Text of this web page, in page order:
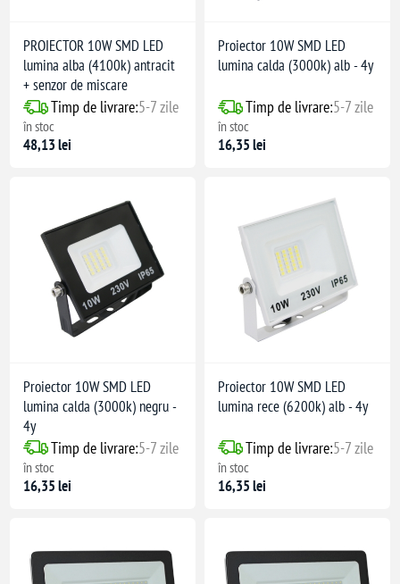
PROIECTOR 10W SMD LED
lumina alba (4100k) antracit
+ senzor de miscare
Timp de livrare:5-7 zile
în stoc
48,13 lei
Proiector 10W SMD LED
lumina calda (3000k) alb - 4y
Timp de livrare:5-7 zile
în stoc
16,35 lei
Proiector 10W SMD LED
lumina calda (3000k) negru -
4y
Timp de livrare:5-7 zile
în stoc
16,35 lei
Proiector 10W SMD LED
lumina rece (6200k) alb - 4y
Timp de livrare:5-7 zile
în stoc
16,35 lei